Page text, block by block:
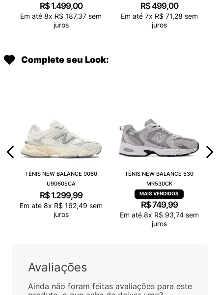
R$ 1.499,00
Em até 8x R$ 187,37 sem
juros
R$499,00
Em até 7x R$ 71,28 sem
juros
Complete seu Look:
TÊNIS NEW BALANCE 9060
U9060ECA
R$ 1.299,99
Em até 8x R$ 162,49 sem
juros
TÊNIS NEW BALANCE 530
MR530CK
R$749,99
Em até 8x R$ 93,74sem
juros
Avaliações
Ainda não foram feitas avaliações para este